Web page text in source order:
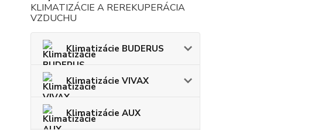
KLIMATIZÁCIE A REREKUPERÁCIA
VZDUCHU
Klimatizácie BUDERUS
Klimatizácie VIVAX
Klimatizácie AUX